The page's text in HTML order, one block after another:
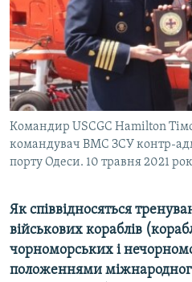
Командир USCGC Hamilton
командувач ВМС ЗСУ контр-
порту Одеси. 10 травня 2021
Як співвідносяться
військових кораблів
чорноморських і
положеннями